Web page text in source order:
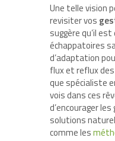
Une telle vision
revisiter vos
suggère qu’il
échappatoires
d’adaptation
flux et reflux
que spécialiste
vois dans ces
d’encourager
solutions
comme les